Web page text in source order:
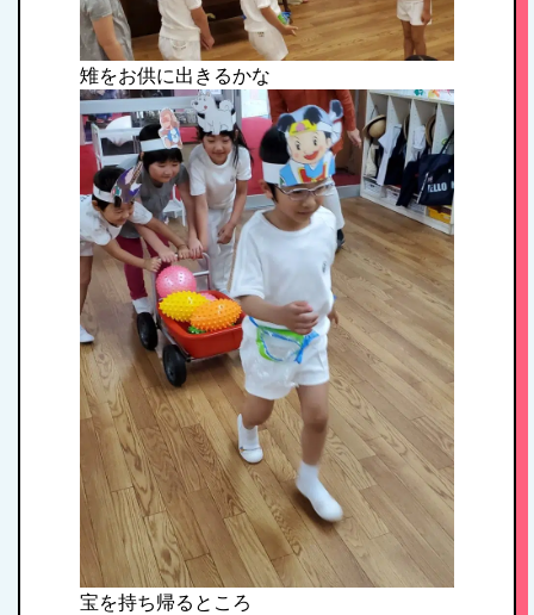
HOME
私たちの思い・教
育方針
1日のスケジュール
年間行事
雉をお供に出きるかな
宝を持ち帰るところ